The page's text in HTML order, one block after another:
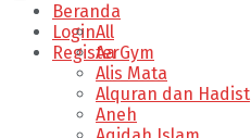
Login
Register
Beranda
All
Aa Gym
Alis Mata
Alquran dan Hadist
Aneh